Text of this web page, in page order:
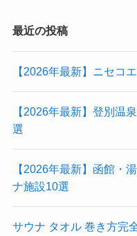
最近の投稿
【2026年最新】ニセコ
【2026年最新】登別温
選
【2026年最新】函館・
ナ施設10選
サウナ タオル 巻き方完